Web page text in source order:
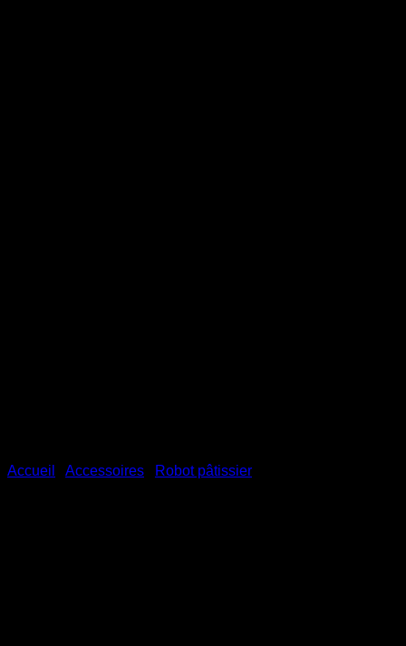
Accueil Accessoires Robot pâtissier